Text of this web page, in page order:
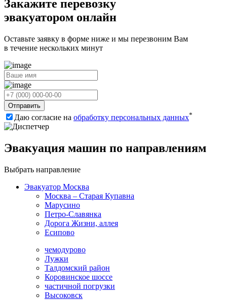
Закажите перевозку
эвакуатором онлайн
Оставьте заявку в форме ниже и мы перезвоним Вам
в течение нескольких минут
Отправить
Даю согласие на обработку персональных данных*
Эвакуация машин по направлениям
Выбрать направление
Эвакуатор Москва
Москва – Старая Купавна
Марусино
Петро-Славянка
Дорога Жизни, аллея
Есипово
чемодурово
Лужки
Талдомский район
Коровинское шоссе
частичной погрузки
Высоковск